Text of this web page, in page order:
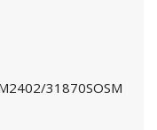
31870SOSM